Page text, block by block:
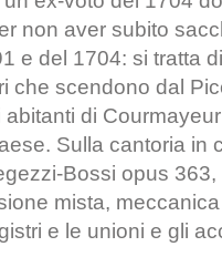
non aver subito
e del 1704: si tratta
che scendono dal
di
Sulla cantoria in
Bossi opus
mista,
e le unioni e gli